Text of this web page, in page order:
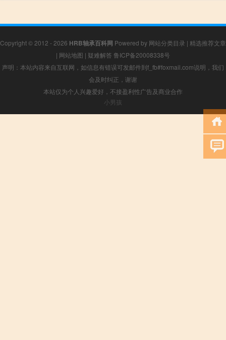
Copyright © 2012 - 2026 HRB轴承百科网 Powered by 网站分类目录 | 精选推荐文章
| 网站地图 | 疑难解答 鲁ICP备20008338号
声明：本站内容来自互联网，如信息有错误可发邮件到f_fb#foxmail.com说明，我们
会及时纠正，谢谢
本站仅为个人兴趣爱好，不接盈利性广告及商业合作
小男孩